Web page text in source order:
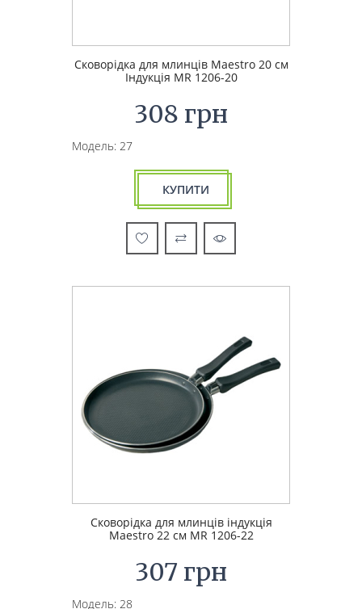
Сковорідка для млинців Maestro 20 см
Індукція MR 1206-20
308 грн
Модель: 27
КУПИТИ
Сковорідка для млинців індукція
Maestro 22 см MR 1206-22
307 грн
Модель: 28